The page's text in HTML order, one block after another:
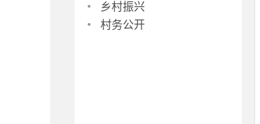
· 乡村振兴
· 村务公开